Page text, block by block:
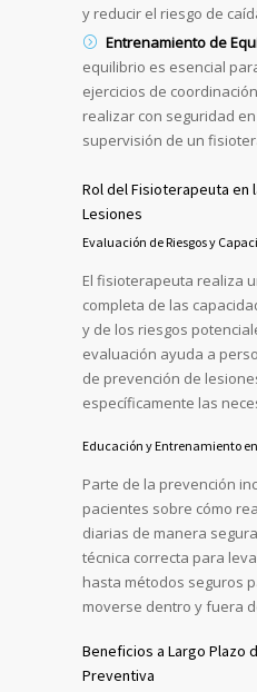
y reducir el riesgo de
Entrenamiento de
equilibrio es esencial
ejercicios de
realizar con seguridad
supervisión de un
Rol del Fisioterapeuta en
Lesiones
Evaluación de Riesgos y
El fisioterapeuta realiza
completa de las
y de los riesgos
evaluación ayuda a
de prevención de
específicamente las
Educación y Entrenamiento
Parte de la prevención
pacientes sobre cómo
diarias de manera
técnica correcta para
hasta métodos seguros
moverse dentro y fuera
Beneficios a Largo Plazo
Preventiva